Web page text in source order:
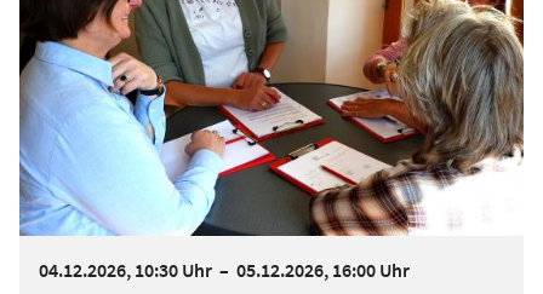
04.12.2026, 10:30 Uhr – 05.12.2026, 16:00 Uhr